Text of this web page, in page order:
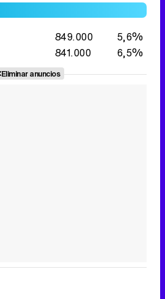
849.000
5,6%
841.000 6,5%
Eliminar anuncios